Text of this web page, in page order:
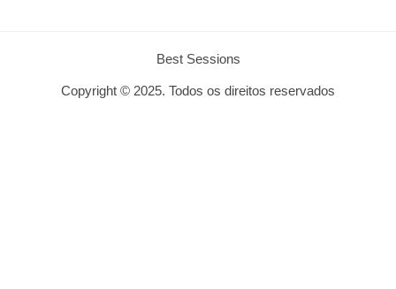
Best Sessions
Copyright © 2025. Todos os direitos reservados